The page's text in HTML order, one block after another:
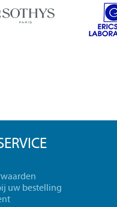
uw bestelling